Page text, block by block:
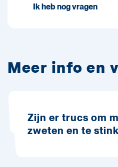
Ik heb nog vragen
Meer info en
Zijn er trucs om
zweten en te